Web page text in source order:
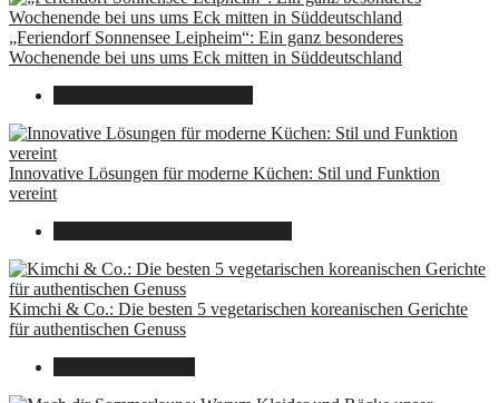
„Feriendorf Sonnensee Leipheim“: Ein ganz besonderes
Wochenende bei uns ums Eck mitten in Süddeutschland
Innovative Lösungen für moderne Küchen: Stil und Funktion
vereint
Kimchi & Co.: Die besten 5 vegetarischen koreanischen Gerichte
für authentischen Genuss